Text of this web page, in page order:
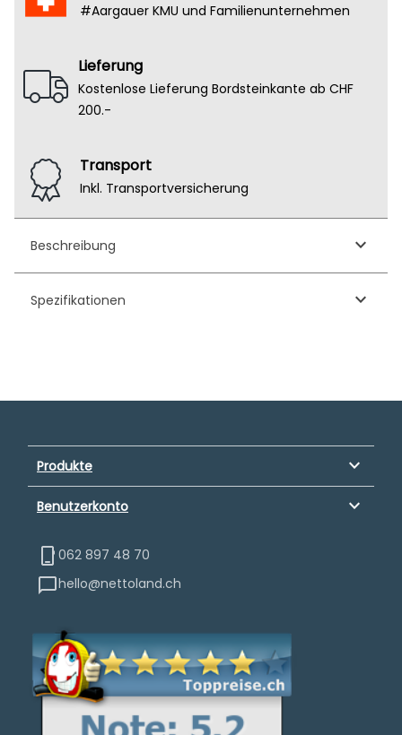
#Aargauer KMU und Familienunternehmen
Lieferung
Kostenlose Lieferung Bordsteinkante ab CHF
200.-
Transport
Inkl. Transportversicherung
Beschreibung keyboard_arrow_down
Spezifikationen keyboard_arrow_down
Produkte keyboard_arrow_down
Benutzerkonto keyboard_arrow_down
062 897 48 70
hello@nettoland.ch